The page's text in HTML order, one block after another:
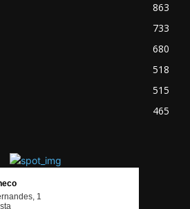
863
733
680
518
515
465